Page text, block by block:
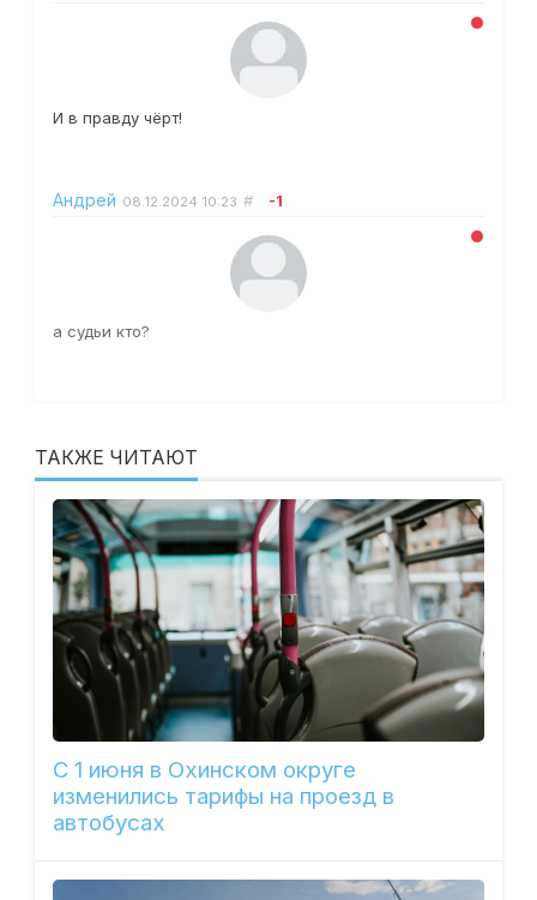
И в правду чёрт!
Андрей 08.12.2024 10:23 # -1
а судьи кто?
ТАКЖЕ ЧИТАЮТ
С 1 июня в Охинском округе
изменились тарифы на проезд в
автобусах